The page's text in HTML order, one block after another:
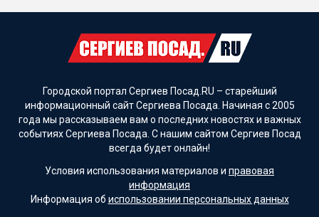
Городской портал Сергиев Посад.RU – старейший
информационный сайт Сергиева Посада. Начиная с 2005
года мы рассказываем вам о последних новостях и важных
событиях Сергиева Посада. С нашим сайтом Сергиев Посад
всегда будет онлайн!
Условия использования материалов и правовая
информация
Информация об использовании персональных данных